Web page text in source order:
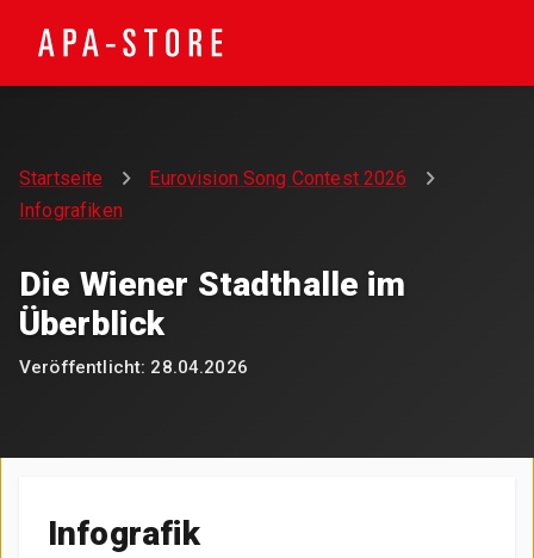
Startseite
Eurovision Song Contest 2026
Infografiken
Die Wiener Stadthalle im
Überblick
Veröffentlicht: 28.04.2026
Infografik